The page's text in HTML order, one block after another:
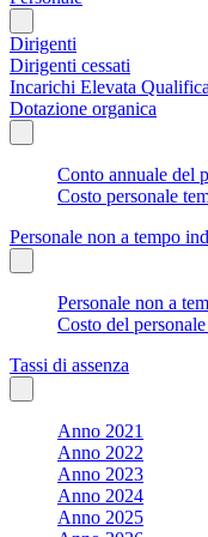
Dirigenti
Dirigenti cessati
Incarichi Elevata
Dotazione organica
Conto annuale del
Costo personale
Personale non a tempo
Personale non a
Costo del
Tassi di assenza
Anno 2021
Anno 2022
Anno 2023
Anno 2024
Anno 2025